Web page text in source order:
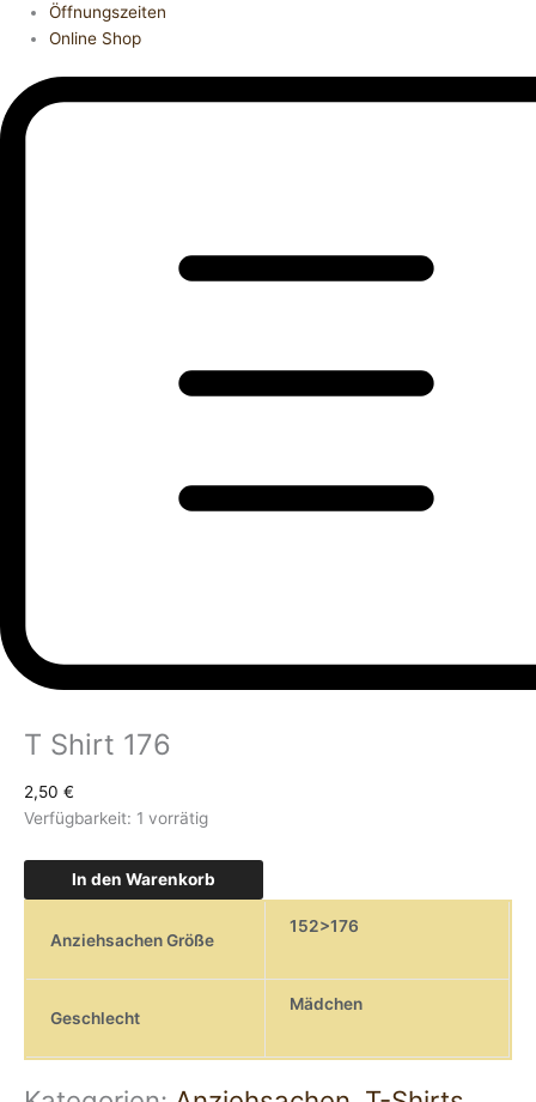
Öffnungszeiten
Online Shop
T Shirt 176
2,50 €
Verfügbarkeit: 1 vorrätig
In den Warenkorb
Anziehsachen Größe
152>176
Geschlecht
Mädchen